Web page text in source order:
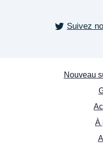
Suivez
Nouveau
À